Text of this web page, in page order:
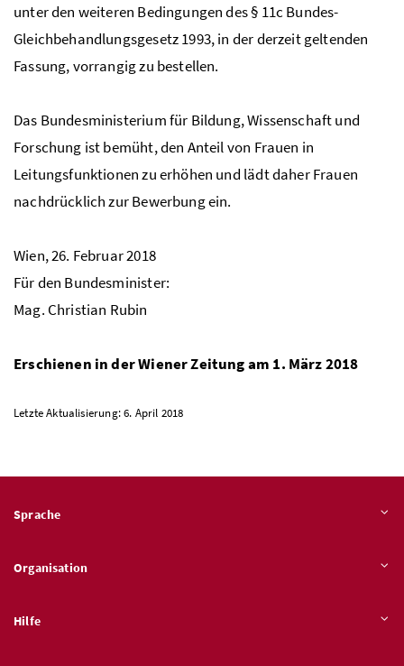
unter den weiteren Bedingungen des § 11c Bundes-
Gleichbehandlungsgesetz 1993, in der derzeit geltenden
Fassung, vorrangig zu bestellen.
Das Bundesministerium für Bildung, Wissenschaft und
Forschung ist bemüht, den Anteil von Frauen in
Leitungsfunktionen zu erhöhen und lädt daher Frauen
nachdrücklich zur Bewerbung ein.
Wien, 26. Februar 2018
Für den Bundesminister:
Mag. Christian Rubin
Erschienen in der Wiener Zeitung am 1. März 2018
Letzte Aktualisierung: 6. April 2018
Sprache
Organisation
Hilfe